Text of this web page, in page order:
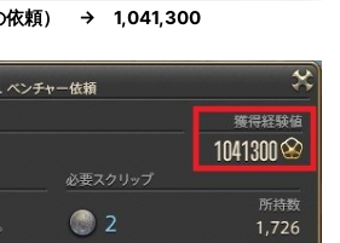
の依頼） → 1,041,300